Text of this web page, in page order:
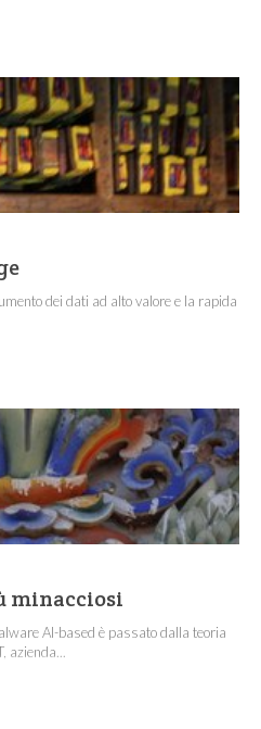
dei dati ad alto valore e la rapida
minacciosi
AI-based è passato dalla teoria
azienda...